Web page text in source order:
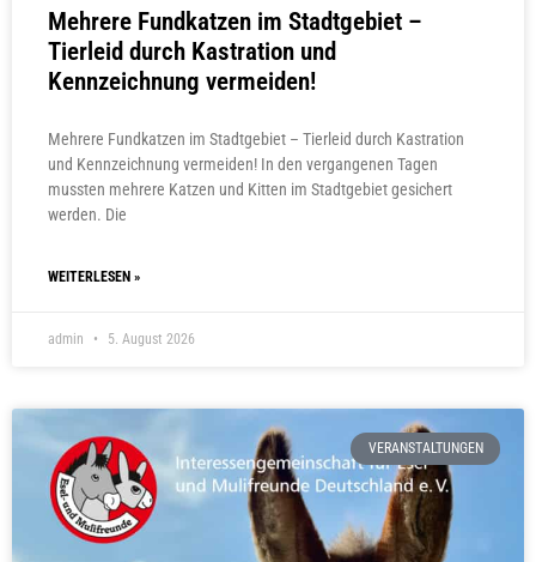
Mehrere Fundkatzen im Stadtgebiet –
Tierleid durch Kastration und
Kennzeichnung vermeiden!
Mehrere Fundkatzen im Stadtgebiet – Tierleid durch Kastration
und Kennzeichnung vermeiden! In den vergangenen Tagen
mussten mehrere Katzen und Kitten im Stadtgebiet gesichert
werden. Die
WEITERLESEN »
admin 5. August 2026
VERANSTALTUNGEN